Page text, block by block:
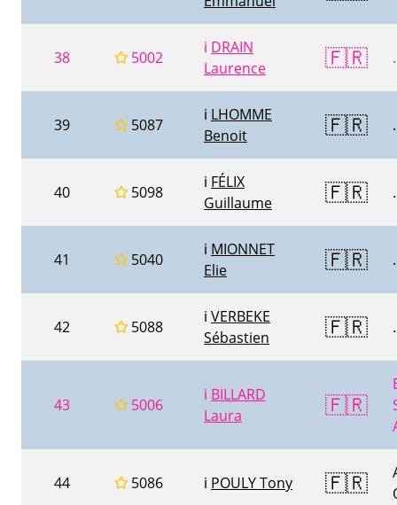
38 5002
ℹ️ DRAIN
Laurence
🇫🇷 .
39 5087
ℹ️ LHOMME
Benoit
🇫🇷 .
40 5098
ℹ️ FÉLIX
Guillaume
🇫🇷 .
41 5040
ℹ️ MIONNET
Elie
🇫🇷 .
42 5088
ℹ️ VERBEKE
Sébastien
🇫🇷 .
43 5006
ℹ️ BILLARD
Laura
🇫🇷
44 5086 ℹ️ POULY Tony 🇫🇷